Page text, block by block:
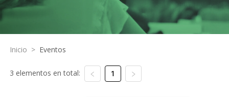
Inicio > Eventos
3 elementos en total: 1